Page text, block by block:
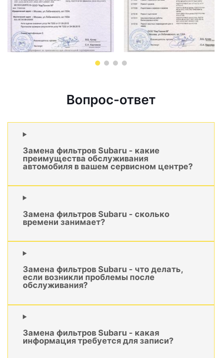
Вопрос-ответ
Замена фильтров Subaru - какие
преимущества обслуживания
автомобиля в вашем сервисном центре?
Замена фильтров Subaru - сколько
времени занимает?
Замена фильтров Subaru - что делать,
если возникли проблемы после
обслуживания?
Замена фильтров Subaru - какая
информация требуется для записи?